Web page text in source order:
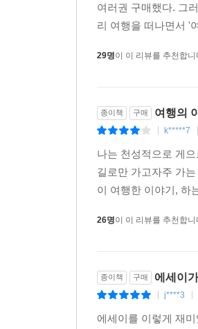
여러권 구매했다. 그
리 여행을 떠나면서 '
29명이 이 리뷰를 추천합니
종이책 구매 여행의
k*****7
나는 천성적으로 게
길로만 가고자주 가
이 여행한 이야기, 하
26명이 이 리뷰를 추천합니
종이책 구매 에세이
j****3
에세이를 이렇게 재